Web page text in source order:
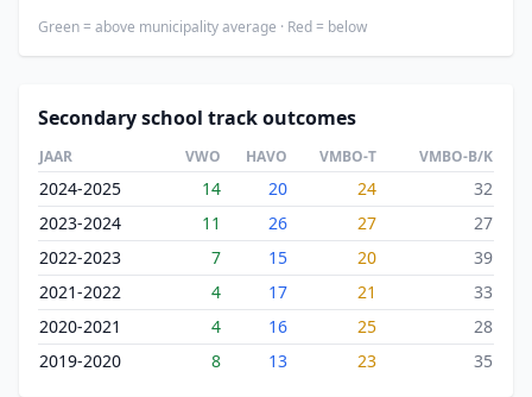
Green = above municipality average · Red = below
Secondary school track outcomes
JAAR VWO HAVO VMBO-T VMBO-B/K
2024-2025 14 20 24
32
2023-2024
11 26 27
27
2022-2023
7 15 20
39
2021-2022
4 17 21
33
2020-2021
4 16 25
28
2019-2020
8 13 23 35